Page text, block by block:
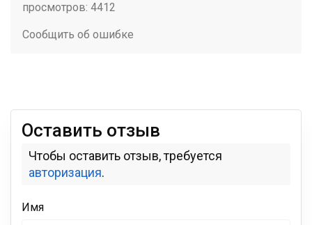
просмотров: 4412
Сообщить об ошибке
Оставить отзыв
Чтобы оставить отзыв, требуется
авторизация.
Имя